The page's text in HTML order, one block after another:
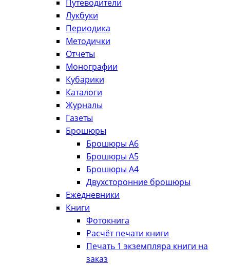
Путеводители
Лукбуки
Периодика
Методички
Отчеты
Монографии
Кубарики
Каталоги
Журналы
Газеты
Брошюры
Брошюры А6
Брошюры А5
Брошюры А4
Двухсторонние брошюры
Ежедневники
Книги
Фотокнига
Расчёт печати книги
Печать 1 экземпляра книги на
заказ